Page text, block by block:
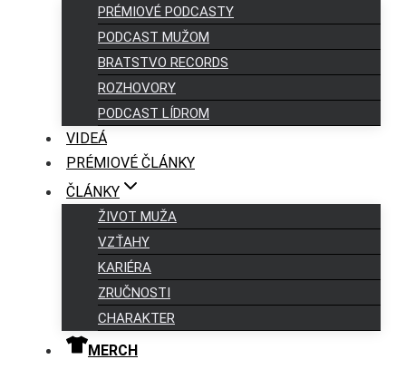
PRÉMIOVÉ PODCASTY
PODCAST MUŽOM
BRATSTVO RECORDS
ROZHOVORY
PODCAST LÍDROM
VIDEÁ
PRÉMIOVÉ ČLÁNKY
ČLÁNKY
ŽIVOT MUŽA
VZŤAHY
KARIÉRA
ZRUČNOSTI
CHARAKTER
MERCH